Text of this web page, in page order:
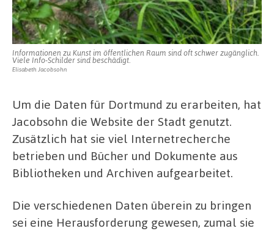
Informationen zu Kunst im öffentlichen Raum sind oft schwer zugänglich.
Viele Info-Schilder sind beschädigt.
Elisabeth Jacobsohn
Um die Daten für Dortmund zu erarbeiten, hat
Jacobsohn die Website der Stadt genutzt.
Zusätzlich hat sie viel Internetrecherche
betrieben und Bücher und Dokumente aus
Bibliotheken und Archiven aufgearbeitet.
Die verschiedenen Daten überein zu bringen
sei eine Herausforderung gewesen, zumal sie